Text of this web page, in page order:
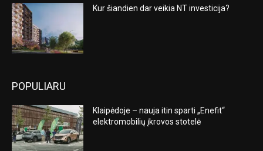
Kur šiandien dar veikia NT investicija?
POPULIARU
Klaipėdoje – nauja itin sparti „Enefit“
elektromobilių įkrovos stotelė